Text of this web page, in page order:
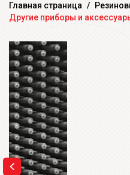
Главная страница /
Другие приборы и